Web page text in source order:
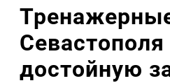
достойную